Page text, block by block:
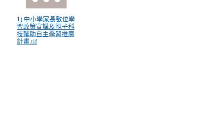
1) 中小學家長數位學
習政策宣講及親子科
技輔助自主學習推廣
計畫.tif